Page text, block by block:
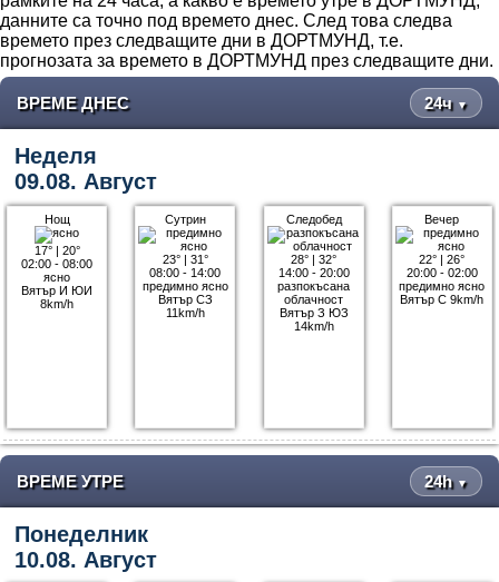
данните са точно под времето днес. След това следва
времето през следващите дни в ДОРТМУНД, т.е.
прогнозата за времето в ДОРТМУНД през следващите дни.
ВРЕМЕ ДНЕС 24ч ▼
Неделя
09.08. Август
Нощ
17°| 20°
02:00 - 08:00
ясно
Вятър И ЮИ
8km/h
Сутрин
23°| 31°
08:00 - 14:00
предимно ясно
Вятър СЗ
11km/h
Следобед
28° |32°
14:00 - 20:00
разпокъсана
облачност
Вятър З ЮЗ
14km/h
Вечер
22° |26°
20:00 - 02:00
предимно ясно
Вятър С 9km/h
ВРЕМЕ УТРЕ 24h ▼
Понеделник
10.08. Август